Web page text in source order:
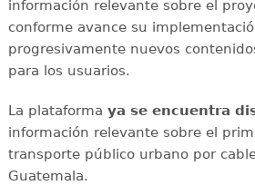
información relevante sobre el
conforme avance su
progresivamente nuevos
para los usuarios.
La plataforma ya se encuentra
información relevante sobre el
transporte público urbano por
Guatemala.